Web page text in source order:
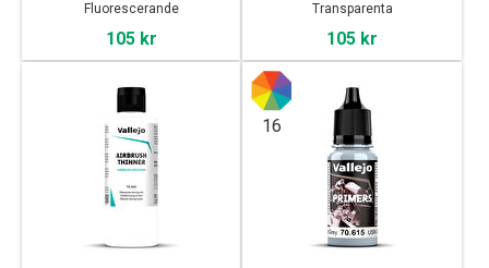
Fluorescerande
105 kr
Transparenta
105 kr
16